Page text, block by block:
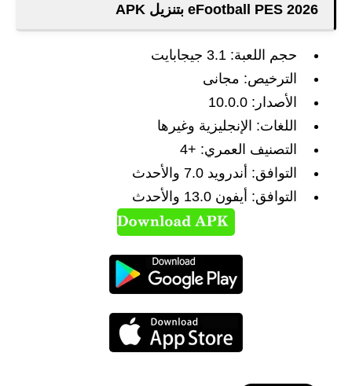
eFootball PES 2026 بتنزيل APK
حجم اللعبة: 3.1 جيجابايت
الترخيص: مجانى
الأصدار: 10.0.0
اللغات: الإنجليزية وغيرها
التصنيف العمري: +4
التوافق: أندرويد 7.0 والأحدث
التوافق: أيفون 13.0 والأحدث